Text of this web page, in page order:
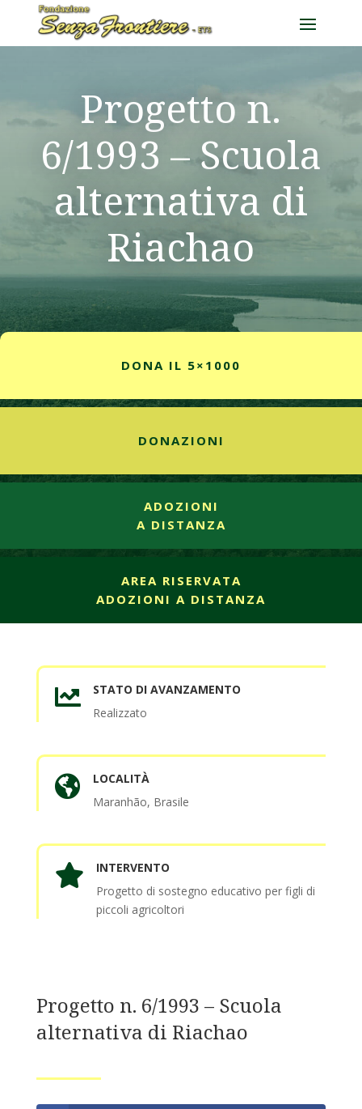
Progetto n.
6/1993 – Scuola
alternativa di
Riachao
DONA IL 5×1000
DONAZIONI
ADOZIONI
A DISTANZA
AREA RISERVATA
ADOZIONI A DISTANZA

STATO DI AVANZAMENTO
Realizzato

LOCALITÀ
Maranhão, Brasile

INTERVENTO
Progetto di sostegno educativo per figli di
piccoli agricoltori
Progetto n. 6/1993 – Scuola
alternativa di Riachao